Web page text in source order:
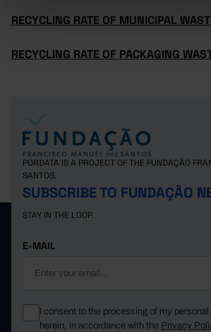
RECYCLING RATE OF MUNICIPAL
RECYCLING RATE OF PACKAGING
PORDATA IS A PROJECT OF THE FUNDAÇÃO
SANTOS.
SUBSCRIBE TO FUNDAÇÃO
STAY IN THE LOOP.
E-MAIL
I consent to the processing of my
herein, in accordance with the Privacy